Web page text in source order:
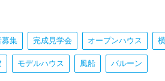
募集 完成見学会 オープンハウス
モデルハウス 風船 バルーン